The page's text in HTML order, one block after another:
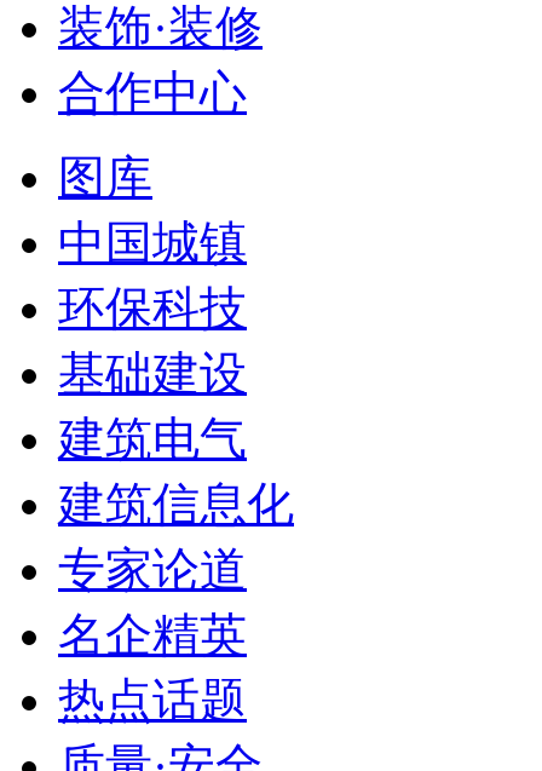
装饰·装修
合作中心
图库
中国城镇
环保科技
基础建设
建筑电气
建筑信息化
专家论道
名企精英
热点话题